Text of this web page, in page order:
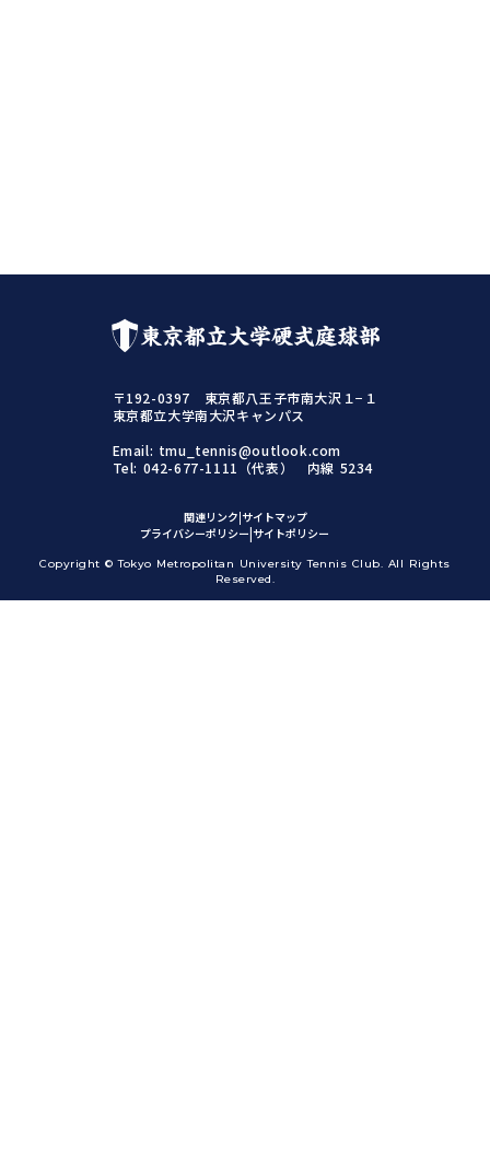
東京都立大学硬式庭球部
〒192-0397 東京都八王子市南大沢１−１
東京都立大学南大沢キャンパス
Email: tmu_tennis@outlook.com
Tel: 042-677-1111（代表） 内線 5234
Copyright © Tokyo Metropolitan University Tennis Club. All Rights
Reserved.
プライバシーポリシー|サイトポリシー
関連リンク|サイトマップ